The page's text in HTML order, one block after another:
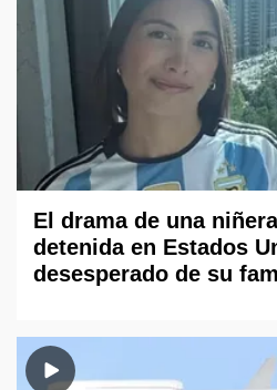
El drama de una
detenida en Estados
desesperado de su